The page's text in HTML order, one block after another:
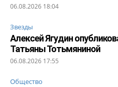
06.08.2026 18:04
Звезды
Алексей Ягудин
Татьяны Тотьмяниной
06.08.2026 17:55
Общество